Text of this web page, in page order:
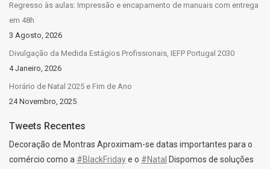
Regresso às aulas: Impressão e encapamento de manuais com entrega
em 48h
3 Agosto, 2026
Divulgação da Medida Estágios Profissionais, IEFP Portugal 2030
4 Janeiro, 2026
Horário de Natal 2025 e Fim de Ano
24 Novembro, 2025
Tweets Recentes
Decoração de Montras Aproximam-se datas importantes para o
comércio como a #BlackFridaye o #Natal Dispomos de soluções